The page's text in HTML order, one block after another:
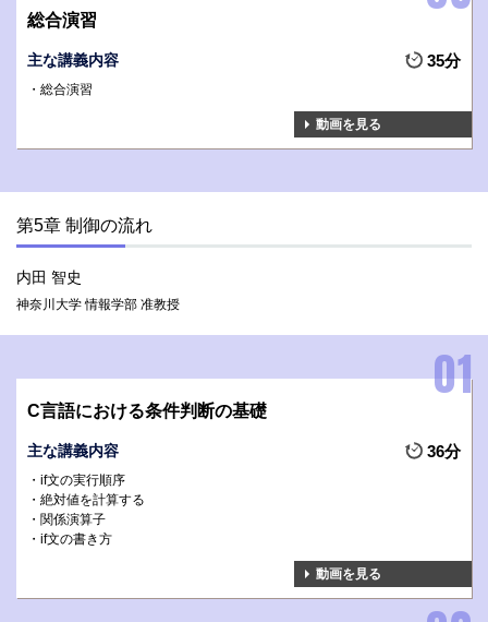
総合演習
主な講義内容 35分
総合演習
動画を見る
第5章 制御の流れ
内田 智史
神奈川大学 情報学部 准教授
C言語における条件判断の基礎
主な講義内容 36分
if文の実行順序
絶対値を計算する
関係演算子
if文の書き方
動画を見る